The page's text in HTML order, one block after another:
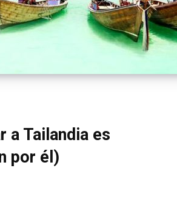
a Tailandia es
por él)